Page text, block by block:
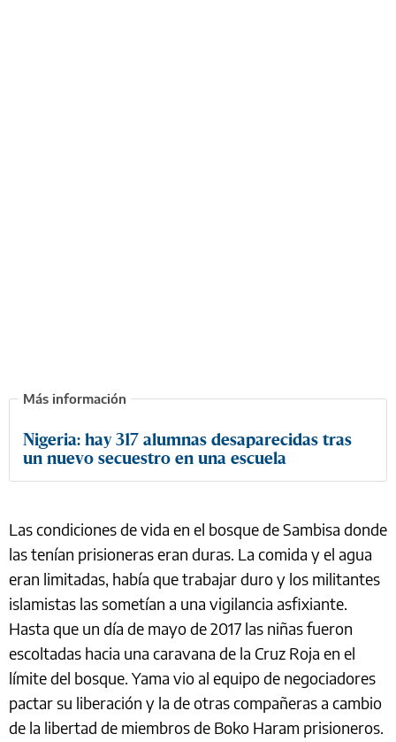
Nigeria: hay 317 alumnas desaparecidas tras
un nuevo secuestro en una escuela
Las condiciones de vida en el bosque de Sambisa donde
las tenían prisioneras eran duras. La comida y el agua
eran limitadas, había que trabajar duro y los militantes
islamistas las sometían a una vigilancia asfixiante.
Hasta que un día de mayo de 2017 las niñas fueron
escoltadas hacia una caravana de la Cruz Roja en el
límite del bosque. Yama vio al equipo de negociadores
pactar su liberación y la de otras compañeras a cambio
de la libertad de miembros de Boko Haram prisioneros.